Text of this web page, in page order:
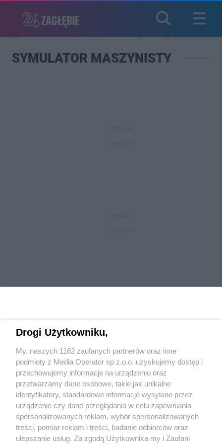
SYMULATOR MASZYNISTY
Wydawca mediówlokalnych
Nie zapomnij
zapoznać się z:
polityką prywatności
Twojemiasto Skontaktuj się z nami
Drogi Użytkowniku,
My, naszych 1162 zaufanych partnerów oraz inne
podmioty z Media Operator sp z.o.o. uzyskujemy dostęp i
przechowujemy informacje na urządzeniu oraz
przetwarzamy dane osobowe, takie jak unikalne
identyfikatory, standardowe informacje wysyłane przez
urządzenie czy dane przeglądania w celu zapewniania
spersonalizowanych reklam, wybór spersonalizowanych
treści, pomiar reklam i treści, badanie odbiorców oraz
ulepszanie usług. Za zgodą Użytkownika my i Zaufani